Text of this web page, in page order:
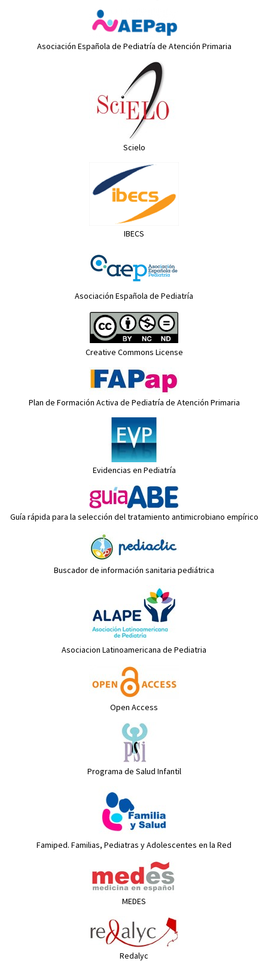
Asociación Española de Pediatría de Atención Primaria
Scielo
IBECS
Asociación Española de Pediatría
Creative Commons License
Plan de Formación Activa de Pediatría de Atención Primaria
Evidencias en Pediatría
Guía rápida para la selección del tratamiento antimicrobiano empírico
Buscador de información sanitaria pediátrica
Asociacion Latinoamericana de Pediatria
Open Access
Programa de Salud Infantil
Famiped. Familias, Pediatras y Adolescentes en la Red
MEDES
Redalyc